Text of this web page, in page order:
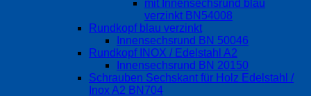
mit Innensechsrund blau
verzinkt BN54008
Rundkopf blau verzinkt
Innensechsrund BN 50046
Rundkopf INOX / Edelstahl A2
Innensechsrund BN 20150
Schrauben Sechskant für Holz Edelstahl /
Inox A2 BN704